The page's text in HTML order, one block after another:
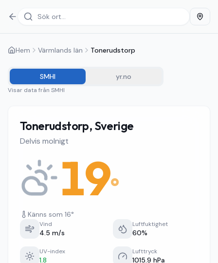
Hem Värmlands län Tonerudstorp
SMHI yr.no
Visar data från SMHI
Tonerudstorp, Sverige
Delvis molnigt
19°
Känns som 16°
Vind
4.5 m/s
Luftfuktighet
60%
UV-index
1.8
Lufttryck
1015.9 hPa